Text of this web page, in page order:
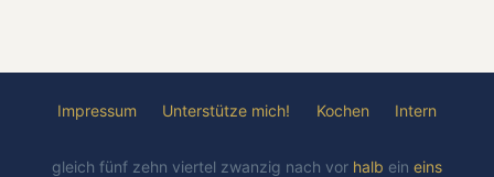
Impressum Unterstütze mich! Kochen Intern
gleich fünf zehn viertel zwanzig nach vor halb ein eins